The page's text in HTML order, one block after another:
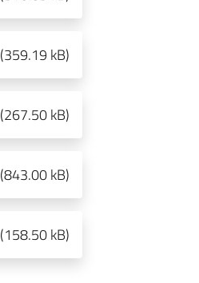
(359.19 kB)
(267.50 kB)
(843.00 kB)
(158.50 kB)